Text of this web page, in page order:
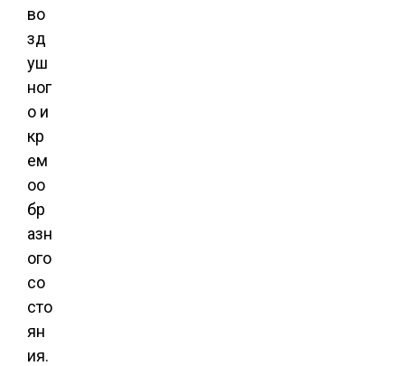
во
зд
уш
ног
о и
кр
ем
оо
бр
азн
ого
со
сто
ян
ия.